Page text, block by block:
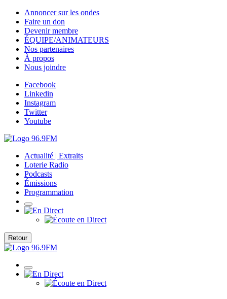
Annoncer sur les ondes
Faire un don
Devenir membre
ÉQUIPE/ANIMATEURS
Nos partenaires
À propos
Nous joindre
Facebook
Linkedin
Instagram
Twitter
Youtube
Actualité | Extraits
Loterie Radio
Podcasts
Émissions
Programmation
Retour